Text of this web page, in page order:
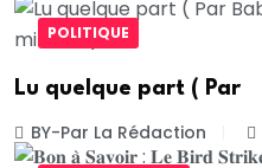
POLITIQUE
Lu quelque part ( Par
BY-Par La Rédaction